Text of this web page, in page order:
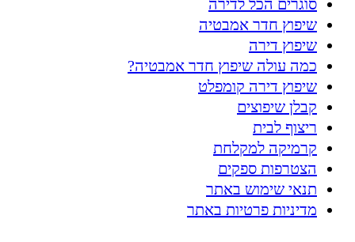
סוגרים הכל לדירה
שיפוץ חדר אמבטיה
שיפוץ דירה
כמה עולה שיפוץ חדר אמבטיה?
שיפוץ דירה קומפלט
קבלן שיפוצים
ריצוף לבית
קרמיקה למקלחת
הצטרפות ספקים
תנאי שימוש באתר
מדיניות פרטיות באתר